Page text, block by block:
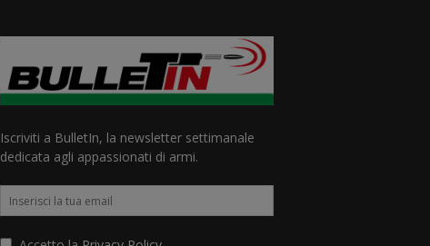
Iscriviti a BulletIn, la newsletter settimanale
dedicata agli appassionati di armi.